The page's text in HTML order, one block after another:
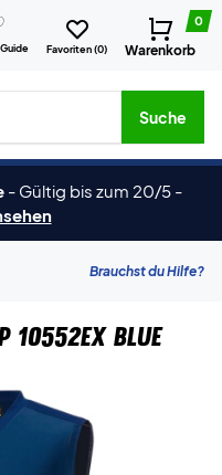
Favoriten (0)
0
Warenkorb
usw.
Suche
- Gültig bis zum 20/5 -
Brauchst du Hilfe?
10552EX Blue